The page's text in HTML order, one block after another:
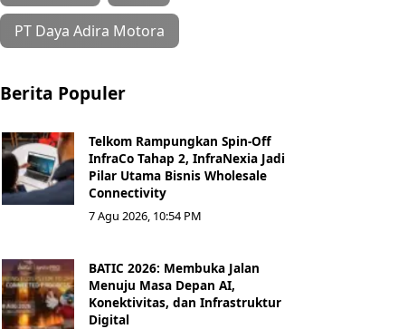
PT Daya Adira Motora
Berita Populer
Telkom Rampungkan Spin-Off
InfraCo Tahap 2, InfraNexia Jadi
Pilar Utama Bisnis Wholesale
Connectivity
7 Agu 2026, 10:54 PM
BATIC 2026: Membuka Jalan
Menuju Masa Depan AI,
Konektivitas, dan Infrastruktur
Digital